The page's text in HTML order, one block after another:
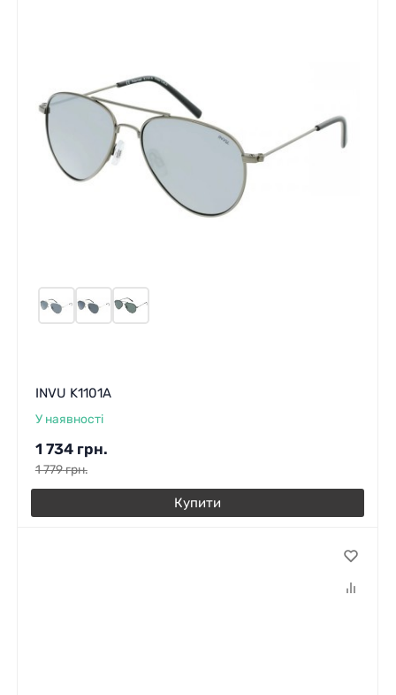
INVU K1101A
У наявності
1 734 грн.
1 779грн.
Купити